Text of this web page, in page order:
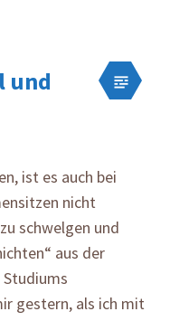
und
ist es auch bei
nicht
schwelgen und
aus der
gestern, als ich mit